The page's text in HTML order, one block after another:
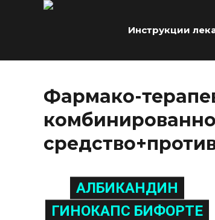
Инструкции
Фармако-
АЛБИКАНДИН
ГИНОКАПС БИФОРТЕ